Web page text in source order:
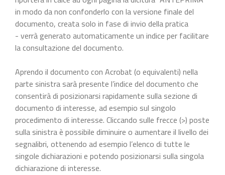
in modo da non confonderlo con la versione finale del
documento, creata solo in fase di invio della pratica
- verrà generato automaticamente un indice per facilitare
la consultazione del documento.
Aprendo il documento con Acrobat (o equivalenti) nella
parte sinistra sarà presente l’indice del documento che
consentirà di posizionarsi rapidamente sulla sezione di
documento di interesse, ad esempio sul singolo
procedimento di interesse. Cliccando sulle frecce (>) poste
sulla sinistra è possibile diminuire o aumentare il livello dei
segnalibri, ottenendo ad esempio l’elenco di tutte le
singole dichiarazioni e potendo posizionarsi sulla singola
dichiarazione di interesse.